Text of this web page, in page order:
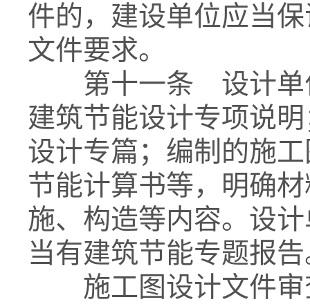
件的，建设单位应当
文件要求。
第十一条 设计单位
建筑节能设计专项说
设计专篇；编制的施
节能计算书等，明确
施、构造等内容。设
当有建筑节能专题报
施工图设计文件审